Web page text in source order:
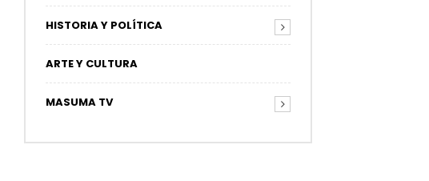
HISTORIA Y POLÍTICA
ARTE Y CULTURA
MASUMA TV